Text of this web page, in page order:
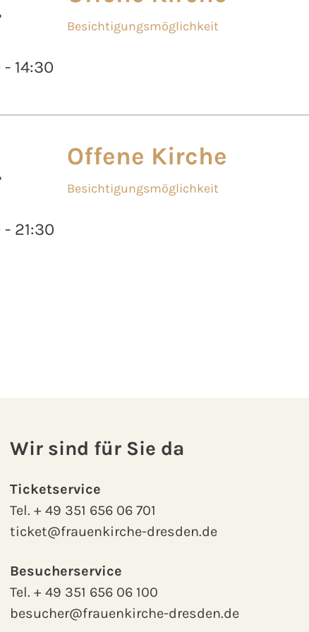
- 14:30
Besichtigungsmöglichkeit
- 21:30
Offene Kirche
Besichtigungsmöglichkeit
Wir sind für Sie da
Ticketservice
Tel.+ 49 351 656 06 701
ticket@frauenkirche-dresden.de
Besucherservice
Tel.+ 49 351 656 06 100
besucher@frauenkirche-dresden.de